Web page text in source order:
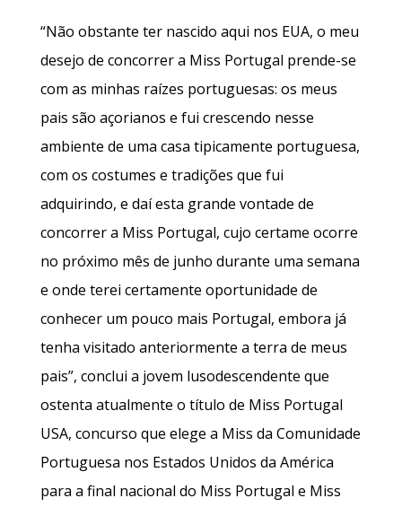
“Não obstante ter nascido aqui nos EUA, o meu
desejo de concorrer a Miss Portugal prende-se
com as minhas raízes portuguesas: os meus
pais são açorianos e fui crescendo nesse
ambiente de uma casa tipicamente portuguesa,
com os costumes e tradições que fui
adquirindo, e daí esta grande vontade de
concorrer a Miss Portugal, cujo certame ocorre
no próximo mês de junho durante uma semana
e onde terei certamente oportunidade de
conhecer um pouco mais Portugal, embora já
tenha visitado anteriormente a terra de meus
pais”, conclui a jovem lusodescendente que
ostenta atualmente o título de Miss Portugal
USA, concurso que elege a Miss da Comunidade
Portuguesa nos Estados Unidos da América
para a final nacional do Miss Portugal e Miss